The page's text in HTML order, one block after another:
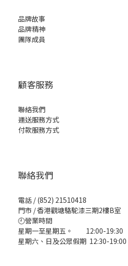
品牌故事
品牌精神
團隊成員
顧客服務
聯絡我們
運送服務方式
付款服務方式
聯絡我們
電話 / (852) 21510418
門市 / 香港觀塘駱駝漆三期2樓B室
🕘營業時間
星期一至星期五。 12:00-19:30
星期六、日及公眾假期 12:30-19:00